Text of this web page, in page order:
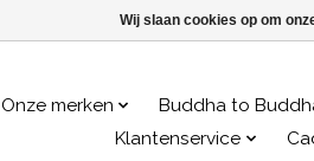
Onze merken Buddha to
Klantenservice
Wij slaan cookies op om